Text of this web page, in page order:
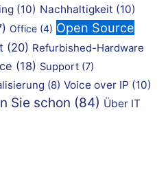
(10) Nachhaltigkeit (10)
Office (4) Open Source
(20) Refurbished-Hardware
(18) Support (7)
(8) Voice over IP (10)
Sie schon (84) Über IT